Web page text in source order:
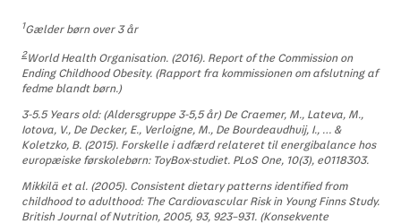
1Gælder børn over 3 år
2World Health Organisation. (2016). Report of the Commission on
Ending Childhood Obesity. (Rapport fra kommissionen om afslutning af
fedme blandt børn.)
3-5.5 Years old: (Aldersgruppe 3-5,5 år) De Craemer, M., Lateva, M.,
Iotova, V., De Decker, E., Verloigne, M., De Bourdeaudhuij, I., … &
Koletzko, B. (2015). Forskelle i adfærd relateret til energibalance hos
europæiske førskolebørn: ToyBox-studiet. PLoS One, 10(3), e0118303.
Mikkilä et al. (2005). Consistent dietary patterns identified from
childhood to adulthood: The Cardiovascular Risk in Young Finns Study.
British Journal of Nutrition, 2005, 93, 923–931. (Konsekvente